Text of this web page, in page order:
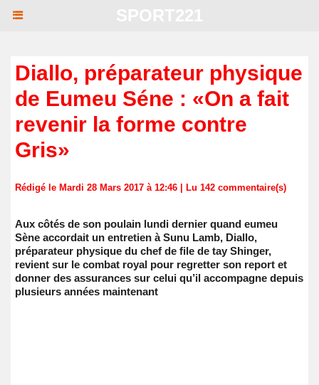
Diallo, préparateur physique
de Eumeu Séne : «On a fait
revenir la forme contre
Gris»
Rédigé le Mardi 28 Mars 2017 à 12:46 | Lu 142 commentaire(s)
Aux côtés de son poulain lundi dernier quand eumeu
Sène accordait un entretien à Sunu Lamb, Diallo,
préparateur physique du chef de file de tay Shinger,
revient sur le combat royal pour regretter son report et
donner des assurances sur celui qu’il accompagne depuis
plusieurs années maintenant